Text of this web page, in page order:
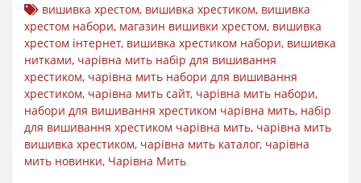
вишивка хрестом, вишивка хрестиком, вишивка
хрестом набори, магазин вишивки хрестом, вишивка
хрестом інтернет, вишивка хрестиком набори, вишивка
нитками, чарівна мить набір для вишивання
хрестиком, чарівна мить набори для вишивання
хрестиком, чарівна мить сайт, чарівна мить набори,
набори для вишивання хрестиком чарівна мить, набір
для вишивання хрестиком чарівна мить, чарівна мить
вишивка хрестиком, чарівна мить каталог, чарівна
мить новинки, Чарівна Мить